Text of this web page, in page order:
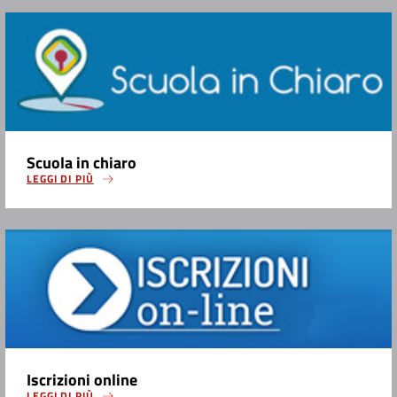
Scuola in chiaro
LEGGI DI PIÙ
Iscrizioni online